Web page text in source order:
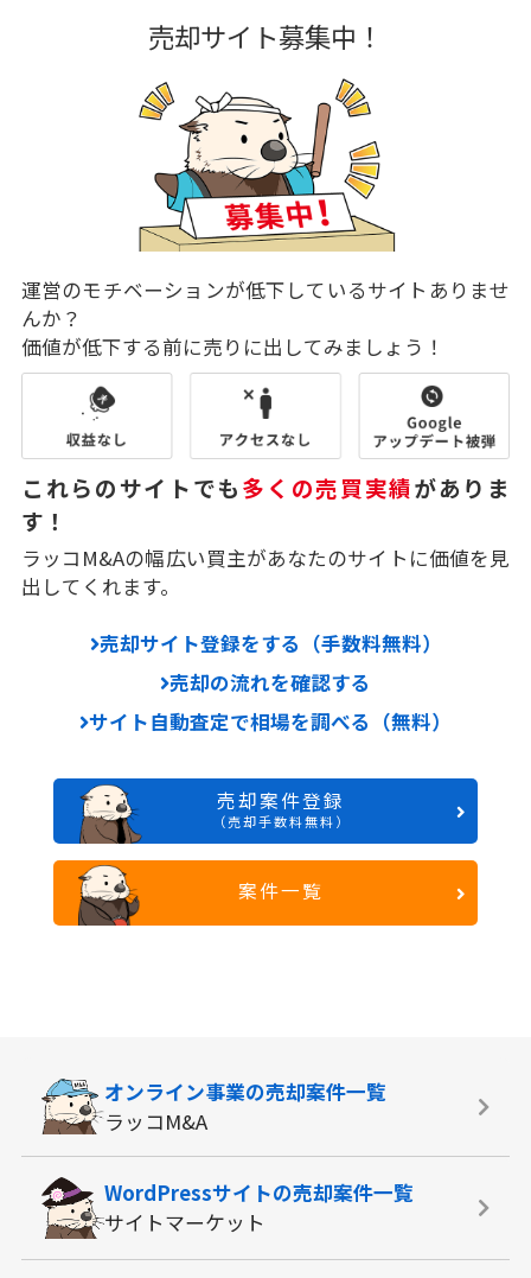
売却サイト募集中！
運営のモチベーションが低下しているサイトありませ
んか？
価値が低下する前に売りに出してみましょう！
これらのサイトでも多くの売買実績がありま
す！
ラッコM&Aの幅広い買主があなたのサイトに価値を見
出してくれます。
売却サイト登録をする（手数料無料）
売却の流れを確認する
サイト自動査定で相場を調べる（無料）
売却案件登録
（売却手数料無料）
案件一覧
オンライン事業の売却案件一覧
ラッコM&A
WordPressサイトの売却案件一覧
サイトマーケット